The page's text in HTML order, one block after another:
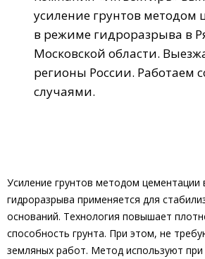
усиление грунтов методом
в режиме гидроразрыва в
Московской области.
регионы России. Работаем
случаями.
Усиление грунтов методом цементации
гидроразрыва применяется для
оснований. Технология повышает
способность грунта. При этом, не
земляных работ. Метод используют при